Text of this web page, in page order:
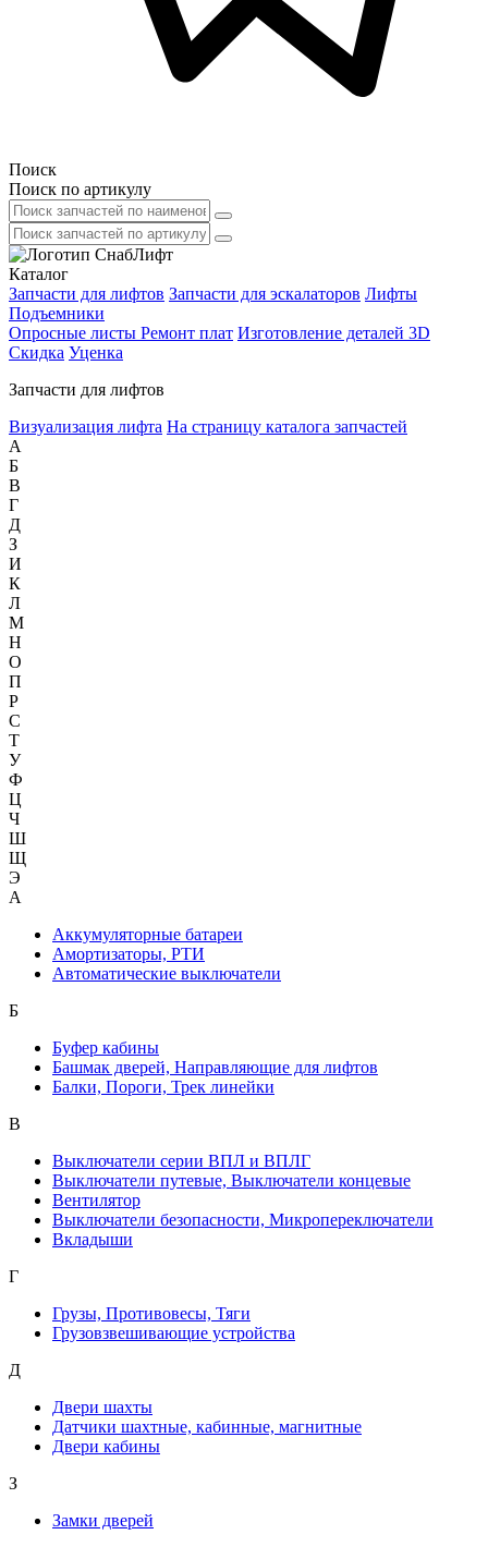
Поиск
Поиск по артикулу
Каталог
Запчасти для лифтов Запчасти для эскалаторов Лифты
Подъемники
Опросные листы Ремонт плат Изготовление деталей 3D
Скидка Уценка
Запчасти для лифтов
Визуализация лифта На страницу каталога запчастей
А
Б
В
Г
Д
З
И
К
Л
М
Н
О
П
Р
С
Т
У
Ф
Ц
Ч
Ш
Щ
Э
А
Аккумуляторные батареи
Амортизаторы, РТИ
Автоматические выключатели
Б
Буфер кабины
Башмак дверей, Направляющие для лифтов
Балки, Пороги, Трек линейки
В
Выключатели серии ВПЛ и ВПЛГ
Выключатели путевые, Выключатели концевые
Вентилятор
Выключатели безопасности, Микропереключатели
Вкладыши
Г
Грузы, Противовесы, Тяги
Грузовзвешивающие устройства
Д
Двери шахты
Датчики шахтные, кабинные, магнитные
Двери кабины
З
Замки дверей